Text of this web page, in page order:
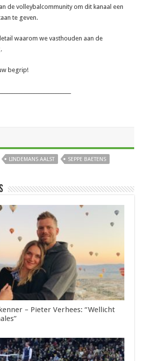
de volleybalcommunity om dit kanaal een
te geven.
waarom we vasthouden aan de
begrip!
LINDEMANS AALST SEPPE BAETENS
– Pieter Verhees: “Wellicht